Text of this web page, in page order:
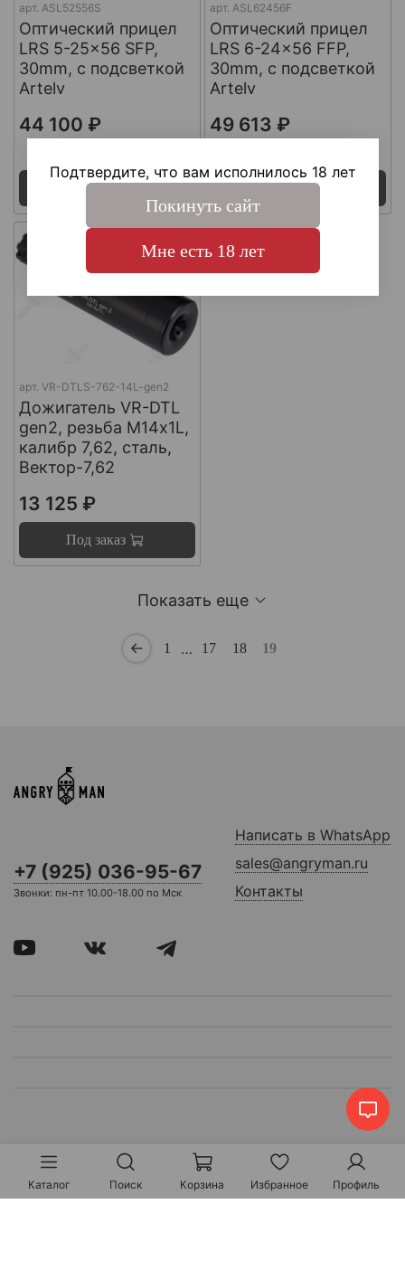
арт. ASL52556S
Оптический прицел
LRS 5-25x56 SFP,
30mm, с подсветкой
Artelv
44 100 ₽
Под заказ
арт. ASL62456F
Оптический прицел
LRS 6-24x56 FFP,
30mm, с подсветкой
Artelv
49 613 ₽
Под заказ
арт. VR-DTLS-762-14L-gen2
Дожигатель VR-DTL
gen2, резьба М14х1L,
калибр 7,62, сталь,
Вектор-7,62
13 125 ₽
Под заказ
Показать еще
1 … 17 18 19
+7 (925) 036-95-67
Звонки: пн-пт 10.00-18.00 по Мск
Написать в WhatsApp
sales@angryman.ru
Контакты
Каталог Поиск Корзина Избранное Профиль
Подтвердите, что вам исполнилось 18 лет
Покинуть сайт
Мне есть 18 лет